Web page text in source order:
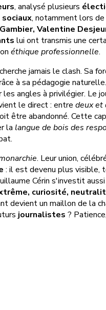
, analysé plusieurs
, notamment lors de
Valentine
lui ont transmis une
éthique professionnelle.
jamais le clash. Sa
à sa pédagogie
les angles à privilégier. Le
le direct : entre deux et
être abandonné. Cette
la langue de bois des
. Leur union,
: il est devenu plus visible,
Cérin s'investit
curiosité,
devient un maillon de la
journalistes ?